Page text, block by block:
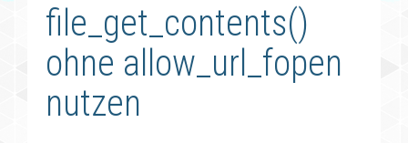
file_get_contents()
ohne allow_url_fopen
nutzen